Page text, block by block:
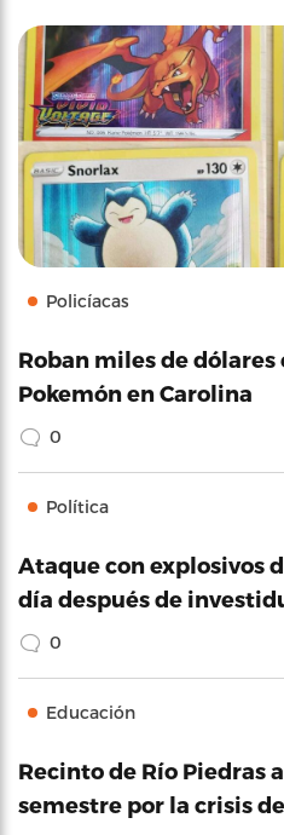
Policíacas
Roban miles de
Pokemón en Carolina
0
Política
Ataque con explosivos
día después de
0
Educación
Recinto de Río Piedras
semestre por la crisis